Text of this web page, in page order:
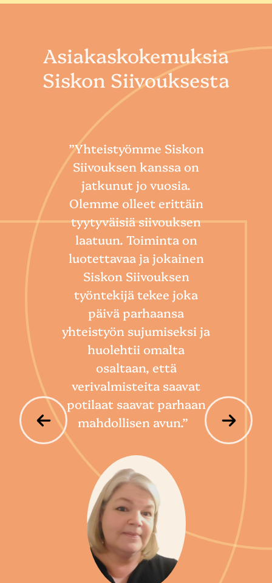
Asiakaskokemuksia
Siskon Siivouksesta
”Yhteistyömme Siskon
Siivouksen kanssa on
jatkunut jo vuosia.
Olemme olleet erittäin
tyytyväisiä siivouksen
laatuun. Toiminta on
luotettavaa ja jokainen
Siskon Siivouksen
työntekijä tekee joka
päivä parhaansa
yhteistyön sujumiseksi ja
huolehtii omalta
osaltaan, että
verivalmisteita saavat
potilaat saavat parhaan
mahdollisen avun.”